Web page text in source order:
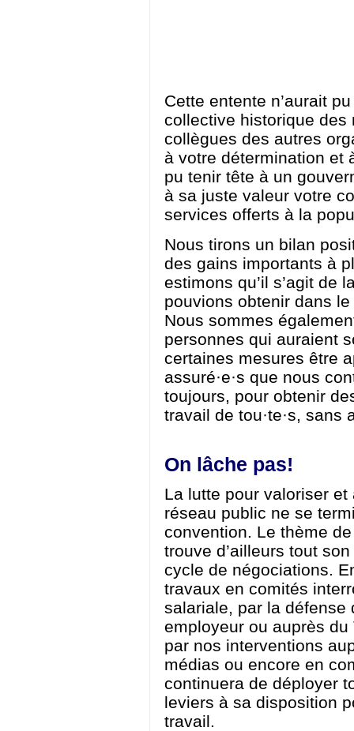
Cette entente n’aurait
collective historique des
collègues des autres
à votre détermination et
pu tenir tête à un
à sa juste valeur votre
services offerts à la
Nous tirons un bilan
des gains importants à
estimons qu’il s’agit de
pouvions obtenir dans
Nous sommes
personnes qui auraient
certaines mesures être
assuré·e·s que nous
toujours, pour obtenir
travail de tou·te·s, sans
On lâche pas!
La lutte pour valoriser
réseau public ne se
convention. Le thème
trouve d’ailleurs tout
cycle de négociations.
travaux en comités
salariale, par la défense
employeur ou auprès
par nos interventions
médias ou encore en
continuera de déployer
leviers à sa disposition
travail.